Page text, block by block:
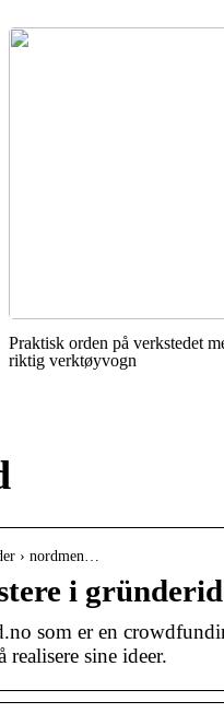
Praktisk orden på verkstedet
riktig verktøyvogn
› nordmen…
i
som er en
sine ideer.